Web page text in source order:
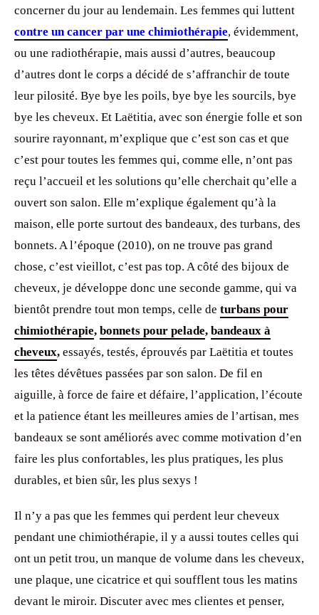
concerner du jour au lendemain. Les femmes qui luttent
contre un cancer par une chimiothérapie, évidemment,
ou une radiothérapie, mais aussi d’autres, beaucoup
d’autres dont le corps a décidé de s’affranchir de toute
leur pilosité. Bye bye les poils, bye bye les sourcils, bye
bye les cheveux. Et Laëtitia, avec son énergie folle et son
sourire rayonnant, m’explique que c’est son cas et que
c’est pour toutes les femmes qui, comme elle, n’ont pas
reçu l’accueil et les solutions qu’elle cherchait qu’elle a
ouvert son salon. Elle m’explique également qu’à la
maison, elle porte surtout des bandeaux, des turbans, des
bonnets. A l’époque (2010), on ne trouve pas grand
chose, c’est vieillot, c’est pas top. A côté des bijoux de
cheveux, je développe donc une seconde gamme, qui va
bientôt prendre tout mon temps, celle de turbans pour
chimiothérapie, bonnets pour pelade, bandeaux à
cheveux, essayés, testés, éprouvés par Laëtitia et toutes
les têtes dévêtues passées par son salon. De fil en
aiguille, à force de faire et défaire, l’application, l’écoute
et la patience étant les meilleures amies de l’artisan, mes
bandeaux se sont améliorés avec comme motivation d’en
faire les plus confortables, les plus pratiques, les plus
durables, et bien sûr, les plus sexys !
Il n’y a pas que les femmes qui perdent leur cheveux
pendant une chimiothérapie, il y a aussi toutes celles qui
ont un petit trou, un manque de volume dans les cheveux,
une plaque, une cicatrice et qui soufflent tous les matins
devant le miroir. Discuter avec mes clientes et penser,